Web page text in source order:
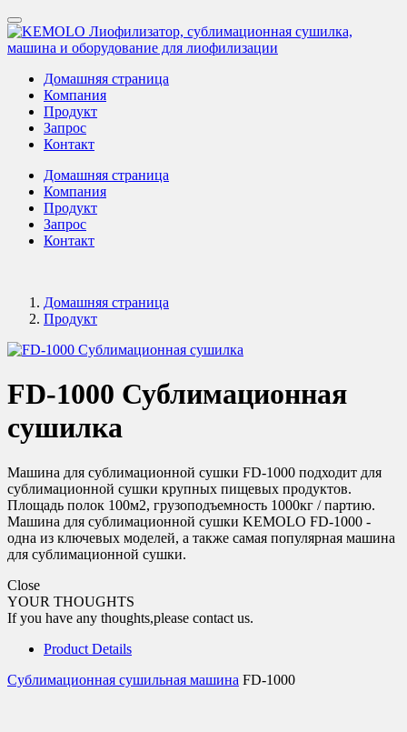
Домашняя страница
Компания
Продукт
Запрос
Контакт
Домашняя страница
Компания
Продукт
Запрос
Контакт
Домашняя страница
Продукт
FD-1000 Сублимационная
сушилка
Машина для сублимационной сушки FD-1000 подходит для
сублимационной сушки крупных пищевых продуктов.
Площадь полок 100м2, грузоподъемность 1000кг / партию.
Машина для сублимационной сушки KEMOLO FD-1000 -
одна из ключевых моделей, а также самая популярная машина
для сублимационной сушки.
Close
YOUR THOUGHTS
If you have any thoughts,please contact us.
Product Details
Сублимационная сушильная машина FD-1000